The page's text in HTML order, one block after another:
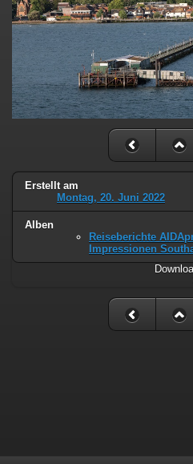
Erstellt am
Montag, 20. Juni 2022
Alben
Reiseberichte
Impressionen